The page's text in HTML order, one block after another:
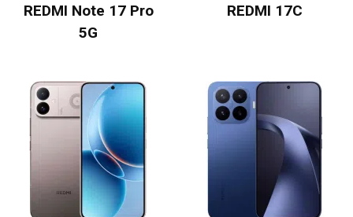
REDMI Note 17 Pro
5G
REDMI 17C